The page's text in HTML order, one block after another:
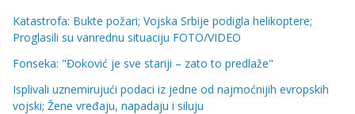
Katastrofa: Bukte požari; Vojska Srbije podigla helikoptere;
Proglasili su vanrednu situaciju FOTO/VIDEO
Fonseka: "Đoković je sve stariji – zato to predlaže"
Isplivali uznemirujući podaci iz jedne od najmoćnijih evropskih
vojski; Žene vređaju, napadaju i siluju